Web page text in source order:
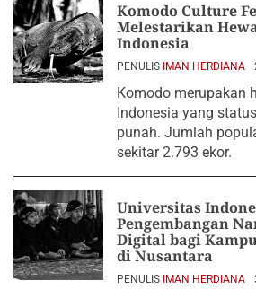
Komodo Culture
Melestarikan
Indonesia
PENULIS IMAN HERDIANA
Komodo merupakan
Indonesia yang
punah. Jumlah
sekitar 2.793 ekor.
Universitas
Pengembangan
Digital bagi
di Nusantara
PENULIS IMAN HERDIANA